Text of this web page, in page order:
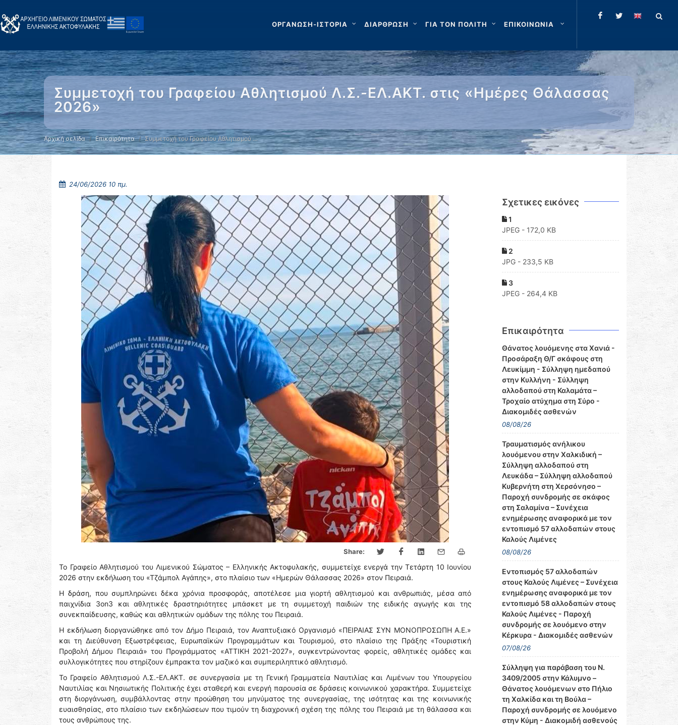
ΟΡΓΑΝΩΣΗ-ΙΣΤΟΡΙΑ ΔΙΑΡΘΡΩΣΗ ΓΙΑ ΤΟΝ ΠΟΛΙΤΗ ΕΠΙΚΟΙΝΩΝΙΑ
Συμμετοχή του Γραφείου Αθλητισμού Λ.Σ.-ΕΛ.ΑΚΤ. στις «Ημέρες Θάλασσας
2026»
Αρχική σελίδα Επικαιρότητα Συμμετοχή του Γραφείου Αθλητισμού …
24/06/2026 10 πμ.
Share:
Το Γραφείο Αθλητισμού του Λιμενικού Σώματος – Ελληνικής Ακτοφυλακής, συμμετείχε ενεργά την Τετάρτη 10 Ιουνίου
2026 στην εκδήλωση του «Τζάμπολ Αγάπης», στο πλαίσιο των «Ημερών Θάλασσας 2026» στον Πειραιά.
Η δράση, που συμπληρώνει δέκα χρόνια προσφοράς, αποτέλεσε μια γιορτή αθλητισμού και ανθρωπιάς, μέσα από
παιχνίδια 3on3 και αθλητικές δραστηριότητες μπάσκετ με τη συμμετοχή παιδιών της ειδικής αγωγής και της
συνεκπαίδευσης, καθώς και αθλητικών ομάδων της πόλης του Πειραιά.
Η εκδήλωση διοργανώθηκε από τον Δήμο Πειραιά, τον Αναπτυξιακό Οργανισμό «ΠΕΙΡΑΙΑΣ ΣΥΝ ΜΟΝΟΠΡΟΣΩΠΗ Α.Ε.»
και τη Διεύθυνση Εξωστρέφειας, Ευρωπαϊκών Προγραμμάτων και Τουρισμού, στο πλαίσιο της Πράξης «Τουριστική
Προβολή Δήμου Πειραιά» του Προγράμματος «ΑΤΤΙΚΗ 2021-2027», συγκεντρώνοντας φορείς, αθλητικές ομάδες και
συλλογικότητες που στηρίζουν έμπρακτα τον μαζικό και συμπεριληπτικό αθλητισμό.
Το Γραφείο Αθλητισμού Λ.Σ.-ΕΛ.ΑΚΤ. σε συνεργασία με τη Γενική Γραμματεία Ναυτιλίας και Λιμένων του Υπουργείου
Ναυτιλίας και Νησιωτικής Πολιτικής έχει σταθερή και ενεργή παρουσία σε δράσεις κοινωνικού χαρακτήρα. Συμμετείχε
στη διοργάνωση, συμβάλλοντας στην προώθηση του μηνύματος της συνεργασίας, της ισότητας και της κοινωνικής
ευαισθησίας, στο πλαίσιο των εκδηλώσεων που τιμούν τη διαχρονική σχέση της πόλης του Πειραιά με τη θάλασσα και
τους ανθρώπους της.
Σχετικες εικόνες
1
JPEG - 172,0 KB
2
JPG - 233,5 KB
3
JPEG - 264,4 KB
Επικαιρότητα
Θάνατος λουόμενης στα Χανιά -
Προσάραξη Θ/Γ σκάφους στη
Λευκίμμη - Σύλληψη ημεδαπού
στην Κυλλήνη - Σύλληψη
αλλοδαπού στη Καλαμάτα –
Τροχαίο ατύχημα στη Σύρο -
Διακομιδές ασθενών
08/08/26
Τραυματισμός ανήλικου
λουόμενου στην Χαλκιδική –
Σύλληψη αλλοδαπού στη
Λευκάδα – Σύλληψη αλλοδαπού
Κυβερνήτη στη Χερσόνησο –
Παροχή συνδρομής σε σκάφος
στη Σαλαμίνα – Συνέχεια
ενημέρωσης αναφορικά με τον
εντοπισμό 57 αλλοδαπών στους
Καλούς Λιμένες
08/08/26
Εντοπισμός 57 αλλοδαπών
στους Καλούς Λιμένες – Συνέχεια
ενημέρωσης αναφορικά με τον
εντοπισμό 58 αλλοδαπών στους
Καλούς Λιμένες - Παροχή
συνδρομής σε λουόμενο στην
Κέρκυρα - Διακομιδές ασθενών
07/08/26
Σύλληψη για παράβαση του Ν.
3409/2005 στην Κάλυμνο –
Θάνατος λουόμενων στο Πήλιο
τη Χαλκίδα και τη Βούλα –
Παροχή συνδρομής σε λουόμενο
στην Κύμη - Διακομιδή ασθενούς